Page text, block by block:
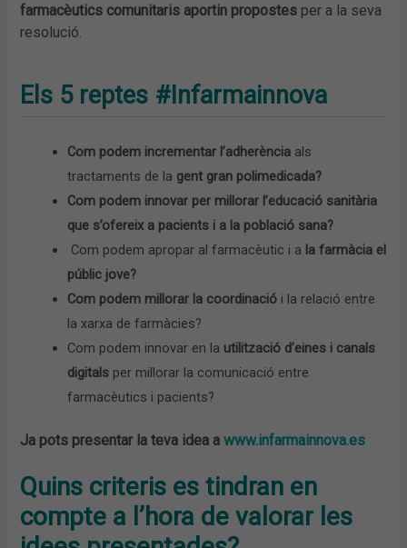
farmacèutics comunitaris aportin propostes per a la seva
resolució.
Els 5 reptes #Infarmainnova
Com podem incrementar l’adherència als
tractaments de la gent gran polimedicada?
Com podem innovar per millorar l’educació sanitària
que s’ofereix a pacients i a la població sana?
Com podem apropar al farmacèutic i a la farmàcia el
públic jove?
Com podem millorar la coordinació i la relació entre
la xarxa de farmàcies?
Com podem innovar en la utilització d’eines i canals
digitals per millorar la comunicació entre
farmacèutics i pacients?
Ja pots presentar la teva idea awww.infarmainnova.es
Quins criteris es tindran en
compte a l’hora de valorar les